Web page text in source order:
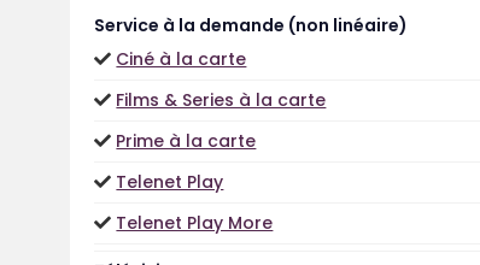
Service à la demande (non linéaire)
Ciné à la carte
Films & Series à la carte
Prime à la carte
Telenet Play
Telenet Play More